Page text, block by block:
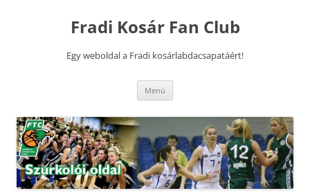
Fradi Kosár Fan Club
Egy weboldal a Fradi kosárlabdacsapatáért!
Menü